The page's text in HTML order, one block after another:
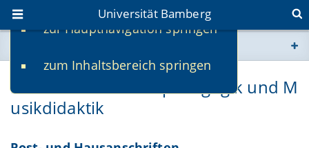
zur Hauptnavigation springen
zum Inhaltsbereich springen
Universität Bamberg
www.uni-bamberg.de
univis.uni-bamberg.de
fis.uni-bamberg.de
Lehrstuhl für Musikpädagogik und M
usikdidaktik